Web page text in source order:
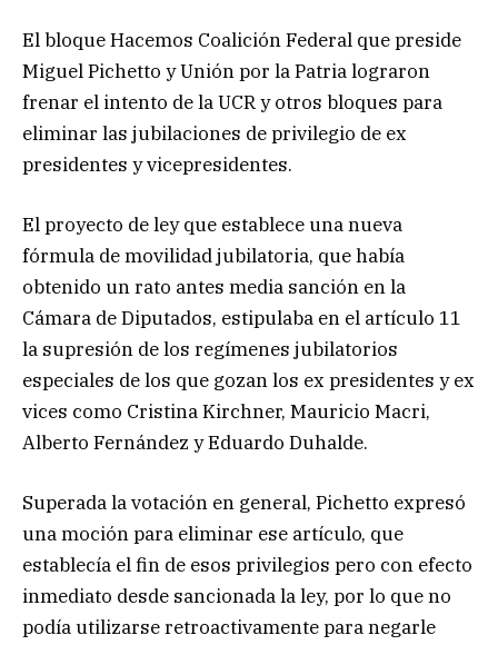
El bloque Hacemos Coalición Federal que preside
Miguel Pichetto y Unión por la Patria lograron
frenar el intento de la UCR y otros bloques para
eliminar las jubilaciones de privilegio de ex
presidentes y vicepresidentes.
El proyecto de ley que establece una nueva
fórmula de movilidad jubilatoria, que había
obtenido un rato antes media sanción en la
Cámara de Diputados, estipulaba en el artículo 11
la supresión de los regímenes jubilatorios
especiales de los que gozan los ex presidentes y ex
vices como Cristina Kirchner, Mauricio Macri,
Alberto Fernández y Eduardo Duhalde.
Superada la votación en general, Pichetto expresó
una moción para eliminar ese artículo, que
establecía el fin de esos privilegios pero con efecto
inmediato desde sancionada la ley, por lo que no
podía utilizarse retroactivamente para negarle